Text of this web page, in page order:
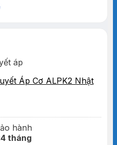
áp
Áp Cơ ALPK2 Nhật
hành
tháng